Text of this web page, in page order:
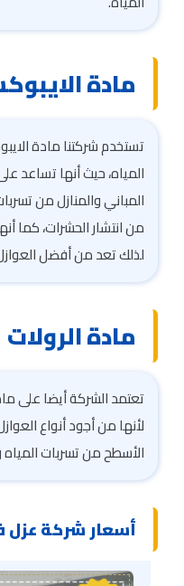
مادة
تستخدم شركتنا مادة
المياه، حيث أنها تساعد
المباني والمنازل من
من انتشار الحشرات، كما
لذلك تعد من أفضل
مادة الرولات
تعتمد الشركة أيضا على
لأنها من أجود أنواع
الأسطح من تسربات المياه
أسعار شركة عزل